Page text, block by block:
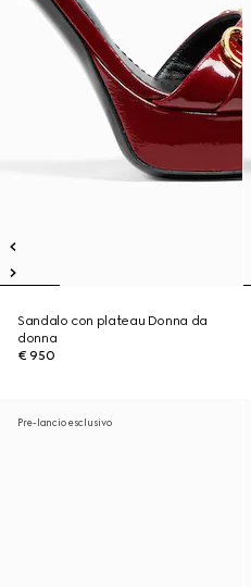
Sandalo con plateau Donna da
donna
€ 950
Pre-lancio esclusivo